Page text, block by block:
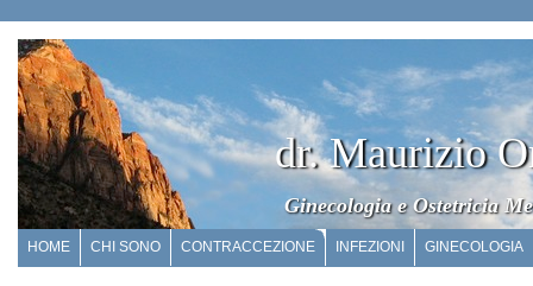
dr. Maurizio
Ginecologia e Ostetricia
HOME CHI SONO CONTRACCEZIONE INFEZIONI GINECOLOGIA